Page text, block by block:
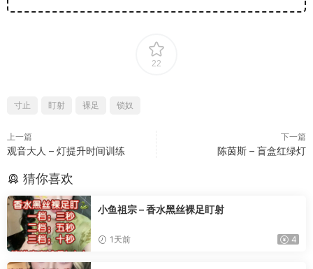
22
寸止 盯射 裸足 锁奴
上一篇
观音大人 – 灯提升时间训练
下一篇
陈茵斯 – 盲盒红绿灯
猜你喜欢
小鱼祖宗 – 香水黑丝裸足盯射
1天前 4